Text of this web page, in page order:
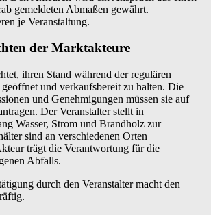
gemeldeten Abmaßen gewährt.
je Veranstaltung.
der Marktakteure
ihren Stand während der regulären
und verkaufsbereit zu halten. Die
und Genehmigungen müssen sie auf
Der Veranstalter stellt in
Wasser, Strom und Brandholz zur
sind an verschiedenen Orten
trägt die Verantwortung für die
Abfalls.
durch den Veranstalter macht den